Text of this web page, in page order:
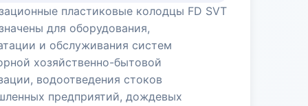
пластиковые колодцы FD SVT
для оборудования,
и обслуживания систем
хозяйственно-бытовой
водоотведения стоков
предприятий, дождевых